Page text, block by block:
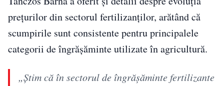
prețurilor din sectorul fertilizanților, arătând că
scumpirile sunt consistente pentru principalele
categorii de îngrășăminte utilizate în agricultură.
„Știm că în sectorul de îngrășăminte fertilizante